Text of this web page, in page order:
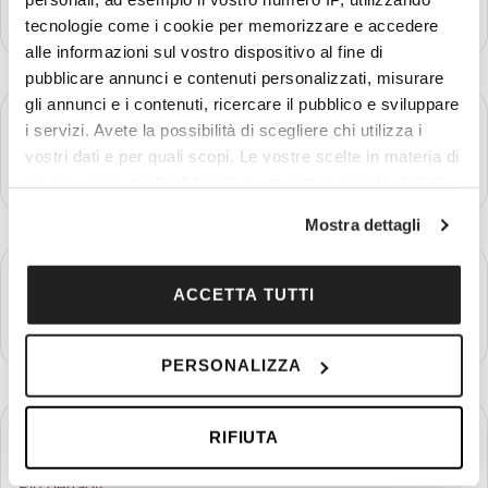
tecnologie come i cookie per memorizzare e accedere
alle informazioni sul vostro dispositivo al fine di
pubblicare annunci e contenuti personalizzati, misurare
gli annunci e i contenuti, ricercare il pubblico e sviluppare
i servizi. Avete la possibilità di scegliere chi utilizza i
vostri dati e per quali scopi. Le vostre scelte in materia di
modificare o revocare il proprio consenso in qualsiasi
momento dalla Dichiarazione sui cookie o facendo clic
sull'icona di attivazione della privacy.
Con il tuo consenso, vorremmo anche:
raccogliere informazioni sulla tua posizione
geografica, con un'approssimazione di qualche
Identificare il tuo dispositivo, scansionandolo
attivamente alla ricerca di caratteristiche specifiche
Mostra dettagli
ACCETTA TUTTI
PERSONALIZZA
RIFIUTA
Più dettagli
GIORNO 3
Lago Atitlán - San Juan Laguna - Antigua
GIORNO 4
Più dettagli